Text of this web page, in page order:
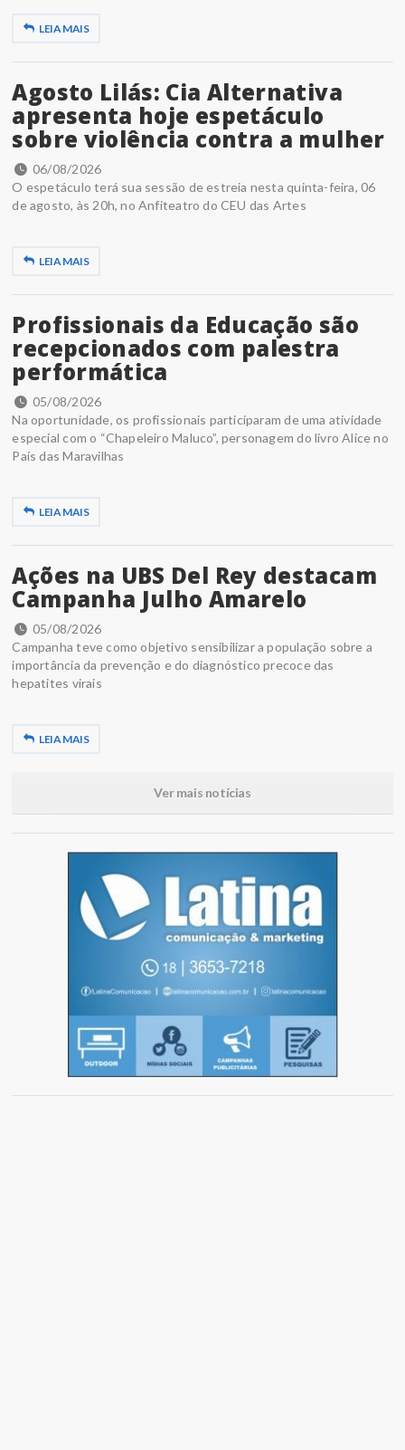
LEIA MAIS
Agosto Lilás: Cia Alternativa
apresenta hoje espetáculo
sobre violência contra a mulher
06/08/2026
O espetáculo terá sua sessão de estreia nesta quinta-feira, 06
de agosto, às 20h, no Anfiteatro do CEU das Artes
LEIA MAIS
Profissionais da Educação são
recepcionados com palestra
performática
05/08/2026
Na oportunidade, os profissionais participaram de uma atividade
especial com o “Chapeleiro Maluco”, personagem do livro Alice no
País das Maravilhas
LEIA MAIS
Ações na UBS Del Rey destacam
Campanha Julho Amarelo
05/08/2026
Campanha teve como objetivo sensibilizar a população sobre a
importância da prevenção e do diagnóstico precoce das
hepatites virais
LEIA MAIS
Ver mais notícias